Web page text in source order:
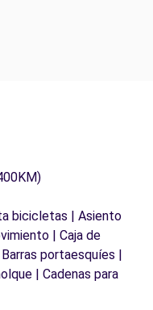
bicicletas | Asiento
| Caja de
portaesquíes |
| Cadenas para